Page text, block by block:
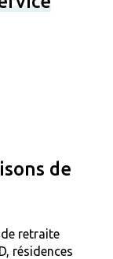
de
retraite
résidences